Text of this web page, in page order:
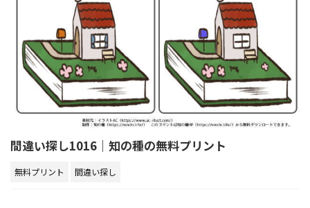
間違い探し1016｜知の種の無料プリント
無料プリント 間違い探し